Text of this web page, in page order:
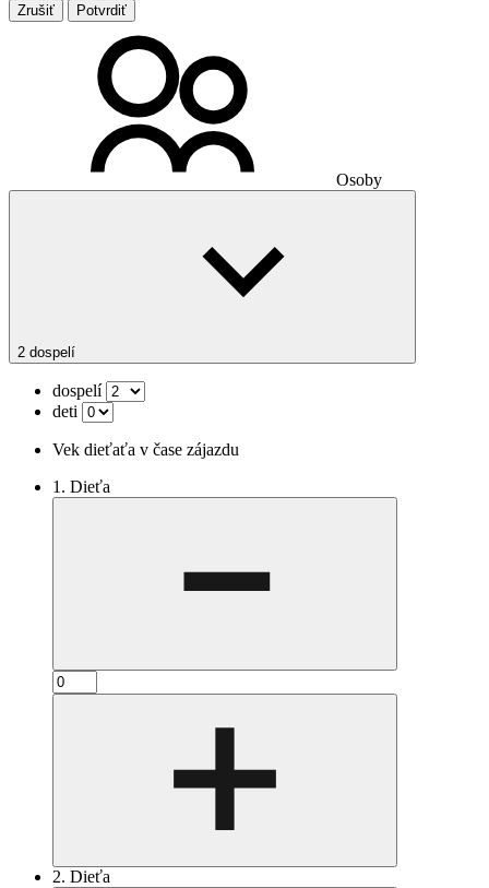
Zrušiť Potvrdiť
Osoby
2 dospelí
dospelí
deti
Vek dieťaťa v čase zájazdu
1. Dieťa
2. Dieťa